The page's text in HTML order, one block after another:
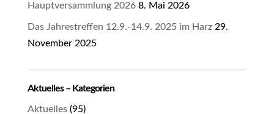
Hauptversammlung 2026 8. Mai 2026
Das Jahrestreffen 12.9.-14.9. 2025 im Harz 29.
November 2025
Aktuelles – Kategorien
Aktuelles(95)